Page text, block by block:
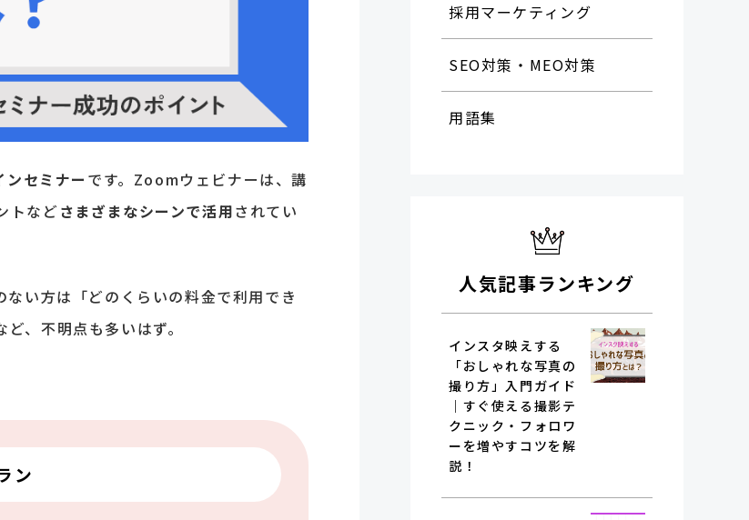
セミナー です。Zoomウェビナーは、講
トなど さまざまなシーンで活用されてい
い方は「どのくらいの料金で利用でき
、不明点も多いはず。
ン
採用マーケティング
SEO対策・MEO対策
用語集
人気記事ランキング
インスタ映えする
「おしゃれな写真の
撮り方」入門ガイド
｜すぐ使える撮影テ
クニック・フォロワ
ーを増やすコツを解
説！